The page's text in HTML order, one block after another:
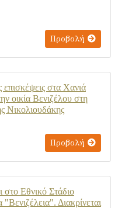
Προβολή
επισκέψεις στα Χανιά
οικία Βενιζέλου στη
Νικολιουδάκης
Προβολή
στο Εθνικό Στάδιο
Διακρίνεται